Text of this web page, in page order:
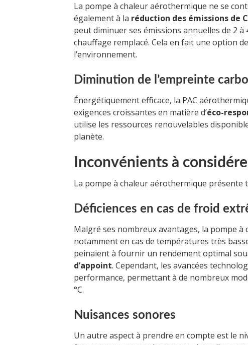
La pompe à chaleur aérothermique ne se
également à la réduction des émissions de
peut diminuer ses émissions annuelles de 2
chauffage remplacé. Cela en fait une option
l’environnement.
Diminution de l’empreinte
Énergétiquement efficace, la PAC
exigences croissantes en matière d’éco-
utilise les ressources renouvelables
planète.
Inconvénients à
La pompe à chaleur aérothermique présente
Déficiences en cas de froid
Malgré ses nombreux avantages, la pompe
notamment en cas de températures très
peinaient à fournir un rendement optimal
d’appoint. Cependant, les avancées
performance, permettant à de nombreux
°C.
Nuisances sonores
Un autre aspect à prendre en compte est le